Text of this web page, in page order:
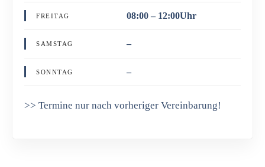
FREITAG 08:00 – 12:00Uhr
SAMSTAG –
SONNTAG –
>> Termine nur nach vorheriger Vereinbarung!